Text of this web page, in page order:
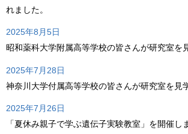
れました。
2025年8月5日
昭和薬科大学附属高等学校の皆さんが研究室を
2025年7月28日
神奈川大学付属高等学校の皆さんが研究室を見
2025年7月26日
「夏休み親子で学ぶ遺伝子実験教室」を開催し